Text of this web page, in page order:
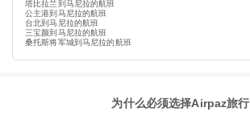
塔比拉兰到马尼拉的航班
公主港到马尼拉的航班
台北到马尼拉的航班
三宝颜到马尼拉的航班
桑托斯将军城到马尼拉的航班
为什么必须选择Airpaz旅行